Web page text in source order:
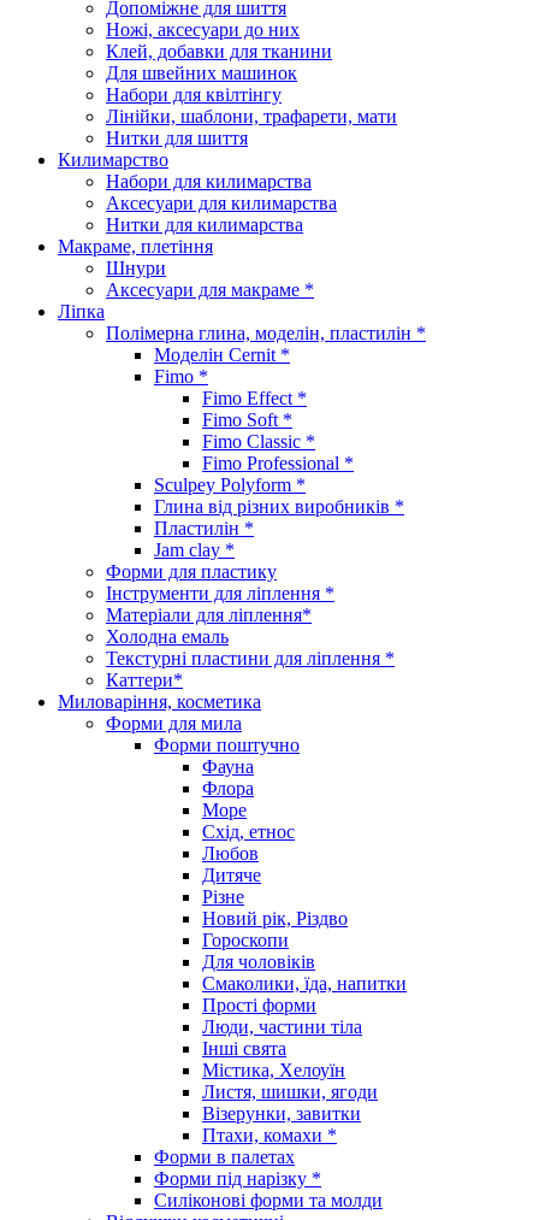
Допоміжне для шиття
Ножі, аксесуари до них
Клей, добавки для тканини
Для швейних машинок
Набори для квілтінгу
Лінійки, шаблони, трафарети, мати
Нитки для шиття
Килимарство
Набори для килимарства
Аксесуари для килимарства
Нитки для килимарства
Макраме, плетіння
Шнури
Аксесуари для макраме *
Ліпка
Полімерна глина, моделін, пластилін *
Моделін Cernit *
Fimo *
Fimo Effect *
Fimo Soft *
Fimo Classic *
Fimo Professional *
Sculpey Polyform *
Глина від різних виробників *
Пластилін *
Jam clay *
Форми для пластику
Інструменти для ліплення *
Матеріали для ліплення*
Холодна емаль
Текстурні пластини для ліплення *
Каттери*
Миловаріння, косметика
Форми для мила
Форми поштучно
Фауна
Флора
Море
Схід, етнос
Любов
Дитяче
Різне
Новий рік, Різдво
Гороскопи
Для чоловіків
Смаколики, їда, напитки
Прості форми
Люди, частини тіла
Інші свята
Містика, Хелоуїн
Листя, шишки, ягоди
Візерунки, завитки
Птахи, комахи *
Форми в палетах
Форми під нарізку *
Силіконові форми та молди